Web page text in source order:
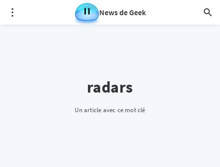
News de Geek
radars
Un article avec ce mot clé